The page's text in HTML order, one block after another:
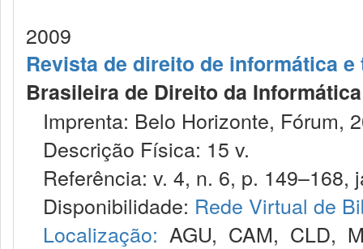
2009
Revista de direito de informática
Brasileira de Direito da
Imprenta: Belo Horizonte, Fórum,
Descrição Física: 15 v.
Referência: v. 4, n. 6, p. 149–168,
Disponibilidade: Rede Virtual de
Localização: AGU, CAM, CLD,